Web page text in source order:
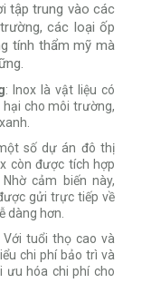
tập trung vào các
các loại ốp
tính thẩm mỹ mà
: Inox là vật liệu có
cho môi trường,
số dự án đô thị
còn được tích hợp
cảm biến này,
gửi trực tiếp về
dàng hơn.
Với tuổi thọ cao và
chi phí bảo trì và
ưu hóa chi phí cho